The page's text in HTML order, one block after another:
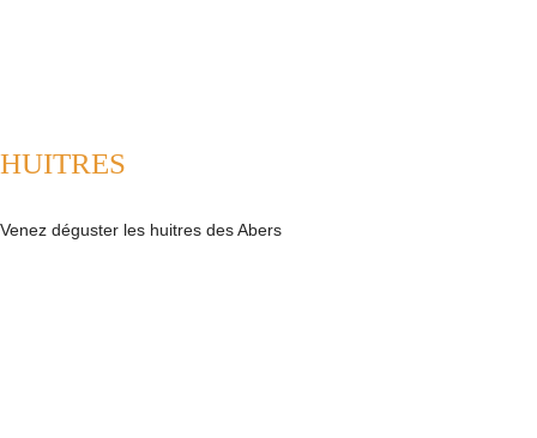
HUITRES
Venez déguster les huitres des Abers